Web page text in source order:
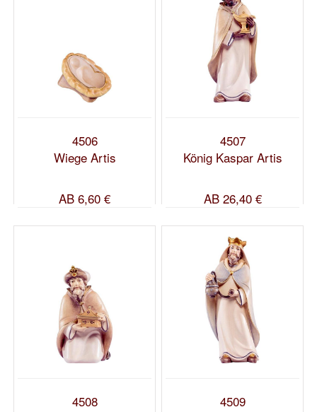
4506
Wiege Artis
AB 6,60 €
4507
König Kaspar Artis
AB26,40 €
4508
4509